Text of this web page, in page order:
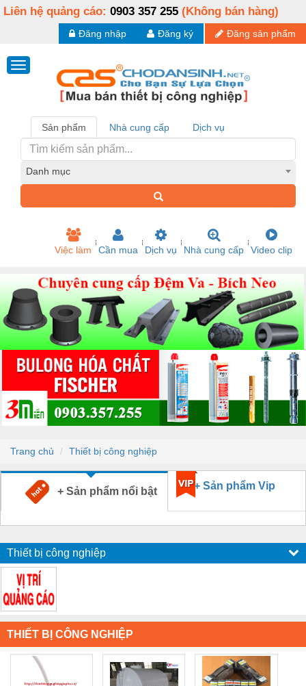
Liên hệ quảng cáo: 0903 357 255 (Không bán hàng)
Đăng sản phẩm
Đăng ký
Đăng nhập
Sản phẩm Nhà cung cấp Dịch vụ
Danh mục
Việc làm Cần mua Dịch vụ Nhà cung cấp Video clip
Trang chủ Thiết bị công nghiệp
+ Sản phẩm nổi bật + Sản phẩm Vip
Thiết bị công nghiệp
THIẾT BỊ CÔNG NGHIỆP